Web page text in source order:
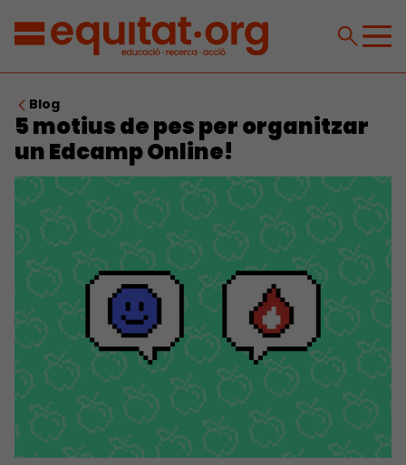
Blog
5 motius de pes per organitzar
un Edcamp Online!